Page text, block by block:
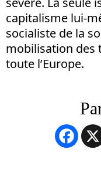
capitalisme lui-
socialiste de la
mobilisation des
toute l’Europe.